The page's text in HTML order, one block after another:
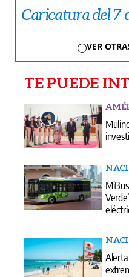
Caricatura del 7
VER
TE PUEDE